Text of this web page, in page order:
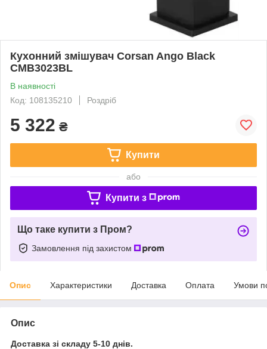
Кухонний змішувач Corsan Ango Black
CMB3023BL
В наявності
Код: 108135210
Роздріб
5 322 ₴
Купити
або
Купити з
Що таке купити з Пром?
Замовлення під захистом
Опис Характеристики Доставка Оплата Умови
Опис
Доставка зі складу 5-10 днів.